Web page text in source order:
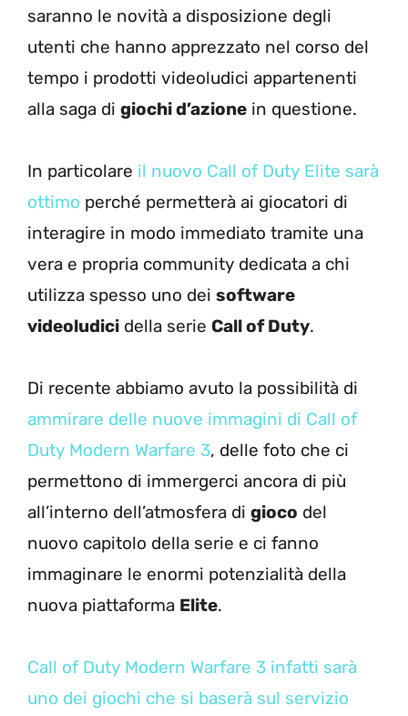
saranno le novità a disposizione degli
utenti che hanno apprezzato nel corso del
tempo i prodotti videoludici appartenenti
alla saga di giochi d’azione in questione.
In particolare il nuovo Call of Duty Elite sarà
ottimo perché permetterà ai giocatori di
interagire in modo immediato tramite una
vera e propria community dedicata a chi
utilizza spesso uno dei software
videoludici della serie Call of Duty.
Di recente abbiamo avuto la possibilità di
ammirare delle nuove immagini di Call of
Duty Modern Warfare 3, delle foto che ci
permettono di immergerci ancora di più
all’interno dell’atmosfera di gioco del
nuovo capitolo della serie e ci fanno
immaginare le enormi potenzialità della
nuova piattaforma Elite.
Call of Duty Modern Warfare 3 infatti sarà
uno dei giochi che si baserà sul servizio